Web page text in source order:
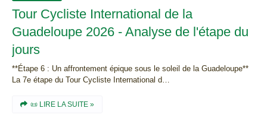
Tour Cycliste International de la
Guadeloupe 2026 - Analyse de l'étape du
jours
**Étape 6 : Un affrontement épique sous le soleil de la Guadeloupe**
La 7e étape du Tour Cycliste International d…
📜 LIRE LA SUITE »